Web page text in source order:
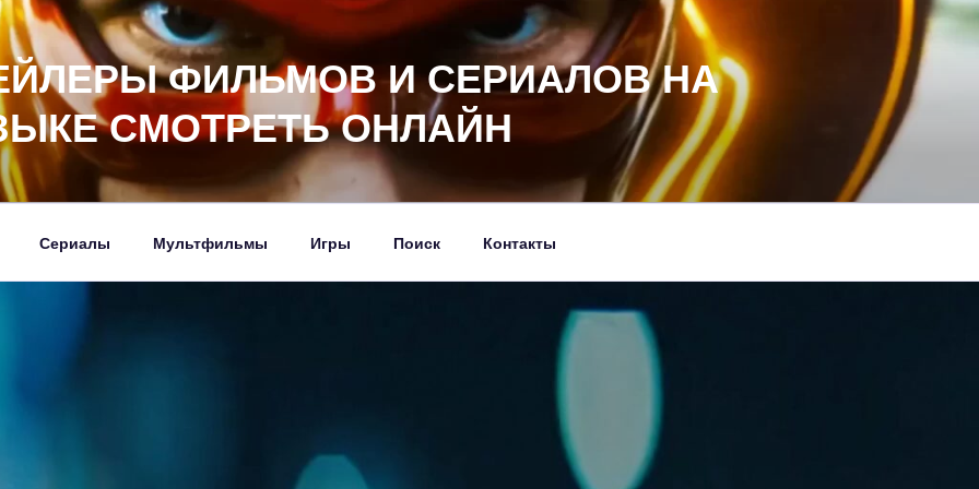
ФИЛЬМОВ И СЕРИАЛОВ НА
СМОТРЕТЬ ОНЛАЙН
Сериалы Мультфильмы Игры Поиск Контакты